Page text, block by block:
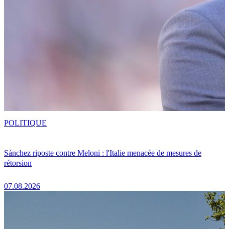
Sánchez riposte contre Meloni : l'Italie menacée de mesures de
rétorsion
07.08.2026
POLITIQUE